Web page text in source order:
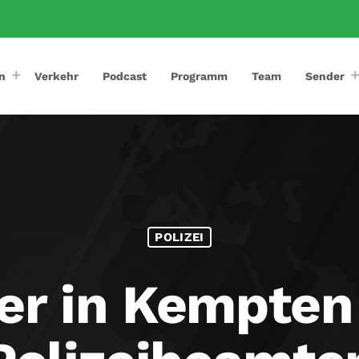
Verkehr Podcast Programm Team Sender
POLIZEI
in